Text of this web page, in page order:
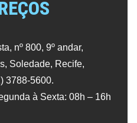
nº 800, 9º andar,
Soledade, Recife,
3788-5600.
à Sexta: 08h – 16h